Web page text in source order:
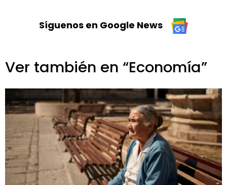
Síguenos en Google News
Ver también en “Economía”